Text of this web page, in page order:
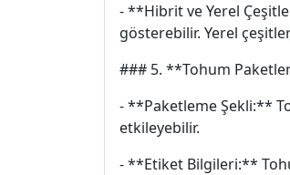
- **Hibrit ve Yerel
gösterebilir. Yerel
### 5. **Tohum
- **Paketleme Şekli:**
etkileyebilir.
- **Etiket Bilgileri:**